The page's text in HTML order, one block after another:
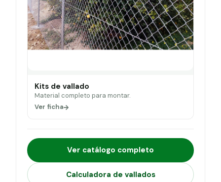
Kits de vallado
Material completo para montar.
Ver ficha
Ver catálogo completo
Calculadora de vallados